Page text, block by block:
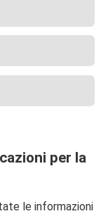
per la
le informazioni